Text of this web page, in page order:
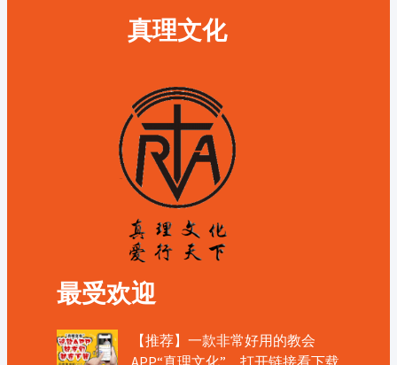
真理文化
最受欢迎
【推荐】一款非常好用的教会